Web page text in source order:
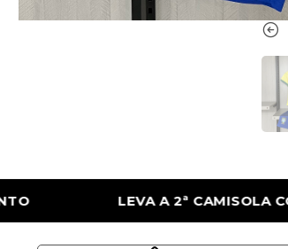
COM 50% DE DESCONTO